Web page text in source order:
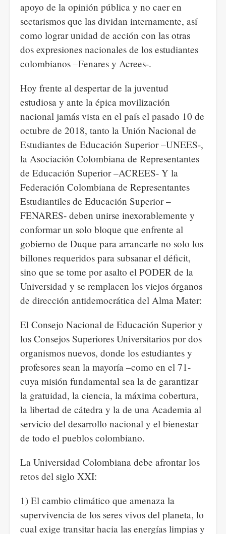
apoyo de la opinión pública y no caer en
sectarismos que las dividan internamente, así
como lograr unidad de acción con las otras
dos expresiones nacionales de los estudiantes
colombianos –Fenares y Acrees-.
Hoy frente al despertar de la juventud
estudiosa y ante la épica movilización
nacional jamás vista en el país el pasado 10 de
octubre de 2018, tanto la Unión Nacional de
Estudiantes de Educación Superior –UNEES-,
la Asociación Colombiana de Representantes
de Educación Superior –ACREES- Y la
Federación Colombiana de Representantes
Estudiantiles de Educación Superior –
FENARES- deben unirse inexorablemente y
conformar un solo bloque que enfrente al
gobierno de Duque para arrancarle no solo los
billones requeridos para subsanar el déficit,
sino que se tome por asalto el PODER de la
Universidad y se remplacen los viejos órganos
de dirección antidemocrática del Alma Mater:
El Consejo Nacional de Educación Superior y
los Consejos Superiores Universitarios por dos
organismos nuevos, donde los estudiantes y
profesores sean la mayoría –como en el 71-
cuya misión fundamental sea la de garantizar
la gratuidad, la ciencia, la máxima cobertura,
la libertad de cátedra y la de una Academia al
servicio del desarrollo nacional y el bienestar
de todo el pueblos colombiano.
La Universidad Colombiana debe afrontar los
retos del siglo XXI:
1) El cambio climático que amenaza la
supervivencia de los seres vivos del planeta, lo
cual exige transitar hacia las energías limpias y